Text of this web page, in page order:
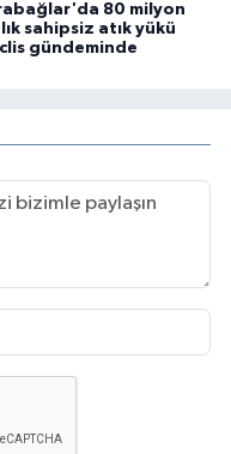
80 milyon
sahipsiz atık yükü
gündeminde